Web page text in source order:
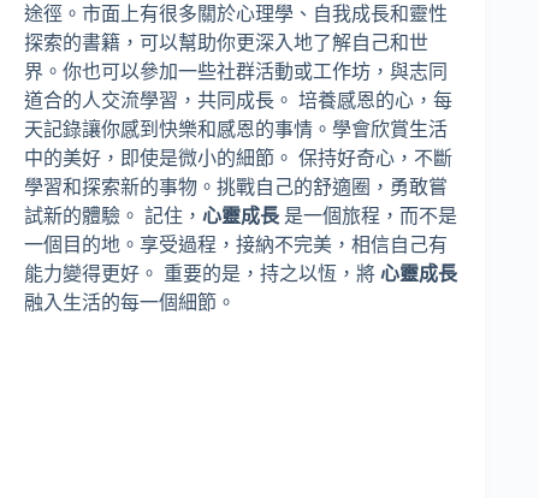
途徑。市面上有很多關於心理學、自我成長和靈性
探索的書籍，可以幫助你更深入地了解自己和世
界。你也可以參加一些社群活動或工作坊，與志同
道合的人交流學習，共同成長。 培養感恩的心，每
天記錄讓你感到快樂和感恩的事情。學會欣賞生活
中的美好，即使是微小的細節。 保持好奇心，不斷
學習和探索新的事物。挑戰自己的舒適圈，勇敢嘗
試新的體驗。 記住， 心靈成長 是一個旅程，而不是
一個目的地。享受過程，接納不完美，相信自己有
能力變得更好。 重要的是，持之以恆，將 心靈成長
融入生活的每一個細節。